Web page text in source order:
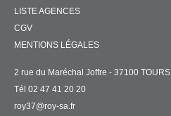
LISTE AGENCES
CGV
MENTIONS LÉGALES
2 rue du Maréchal Joffre - 37100 TOURS
Tél 02 47 41 20 20
roy37@roy-sa.fr